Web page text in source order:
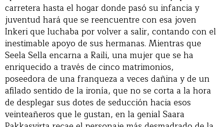
carretera hasta el hogar donde pasó su infancia y
juventud hará que se reencuentre con esa joven
Inkeri que luchaba por volver a salir, contando con el
inestimable apoyo de sus hermanas. Mientras que
Seela Sella encarna a Raili, una mujer que se ha
enriquecido a través de cinco matrimonios,
poseedora de una franqueza a veces dañina y de un
afilado sentido de la ironía, que no se corta a la hora
de desplegar sus dotes de seducción hacia esos
veinteañeros que le gustan, en la genial Saara